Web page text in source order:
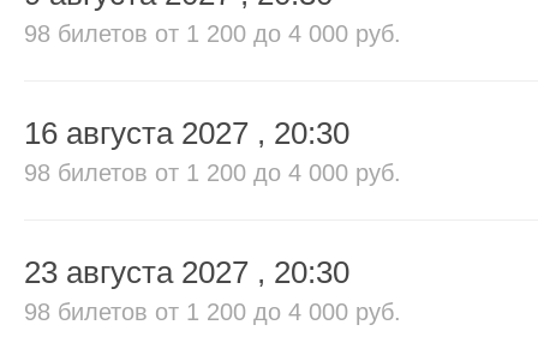
98 билетов от 1 200 до 4 000 руб.
16 августа 2027 , 20:30
98 билетов от 1 200 до 4 000 руб.
23 августа 2027 , 20:30
98 билетов от 1 200 до 4 000 руб.